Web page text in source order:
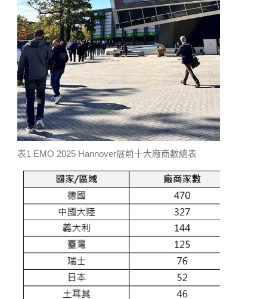
表1 EMO 2025 Hannover展前十大廠商數總表